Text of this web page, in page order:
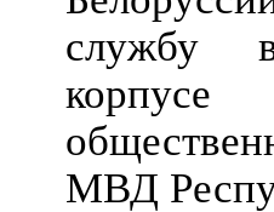
службу
МВД